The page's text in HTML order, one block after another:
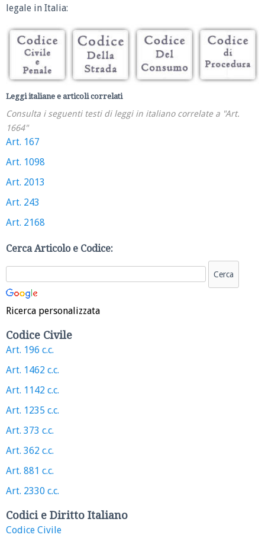
legale in Italia:
Leggi italiane e articoli correlati
Consulta i seguenti testi di leggi in italiano correlate a "Art.
1664"
Art. 167
Art. 1098
Art. 2013
Art. 243
Art. 2168
Cerca Articolo e Codice:
Ricerca personalizzata
Codice Civile
Art. 196 c.c.
Art. 1462 c.c.
Art. 1142 c.c.
Art. 1235 c.c.
Art. 373 c.c.
Art. 362 c.c.
Art. 881 c.c.
Art. 2330 c.c.
Codici e Diritto Italiano
Codice Civile